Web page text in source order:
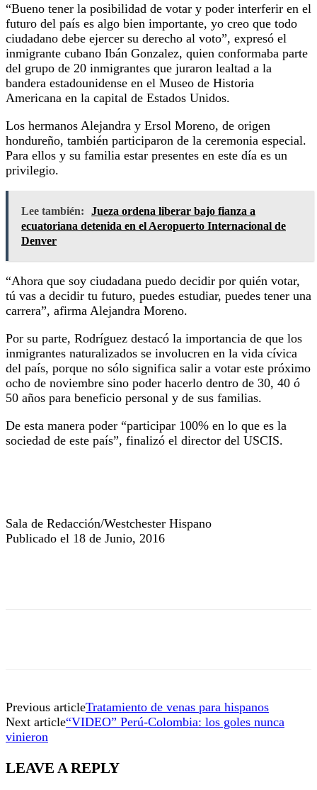
“Bueno tener la posibilidad de votar y poder interferir en el
futuro del país es algo bien importante, yo creo que todo
ciudadano debe ejercer su derecho al voto”, expresó el
inmigrante cubano Ibán Gonzalez, quien conformaba parte
del grupo de 20 inmigrantes que juraron lealtad a la
bandera estadounidense en el Museo de Historia
Americana en la capital de Estados Unidos.
Los hermanos Alejandra y Ersol Moreno, de origen
hondureño, también participaron de la ceremonia especial.
Para ellos y su familia estar presentes en este día es un
privilegio.
Lee también:
Jueza ordena liberar bajo fianza a
ecuatoriana detenida en el Aeropuerto Internacional de
Denver
“Ahora que soy ciudadana puedo decidir por quién votar,
tú vas a decidir tu futuro, puedes estudiar, puedes tener una
carrera”, afirma Alejandra Moreno.
Por su parte, Rodríguez destacó la importancia de que los
inmigrantes naturalizados se involucren en la vida cívica
del país, porque no sólo significa salir a votar este próximo
ocho de noviembre sino poder hacerlo dentro de 30, 40 ó
50 años para beneficio personal y de sus familias.
De esta manera poder “participar 100% en lo que es la
sociedad de este país”, finalizó el director del USCIS.
Sala de Redacción/Westchester Hispano
Publicado el 18 de Junio, 2016
Previous articleTratamiento de venas para hispanos
Next article“VIDEO” Perú-Colombia: los goles nunca
vinieron
LEAVE A REPLY